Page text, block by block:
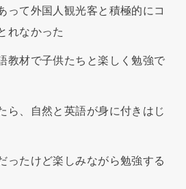
って外国人観光客と積極的にコ
れなかった
教材で子供たちと楽しく勉強で
ら、自然と英語が身に付きはじ
ったけど楽しみながら勉強する